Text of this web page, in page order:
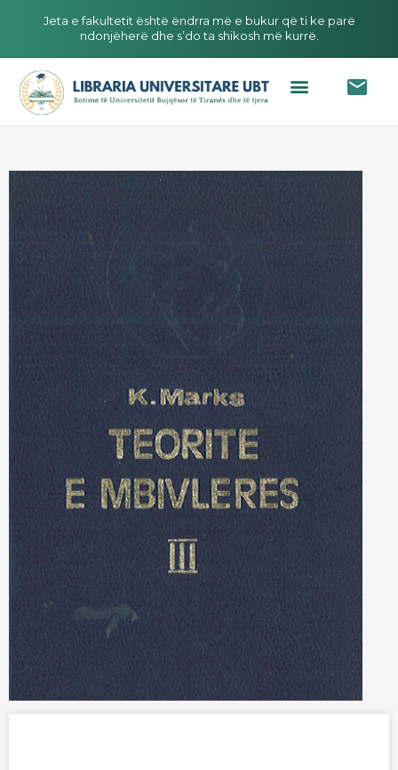
Jeta e fakultetit është ëndrra më e bukur që ti ke parë
ndonjëherë dhe s’do ta shikosh më kurrë.